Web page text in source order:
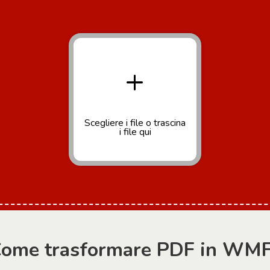
+
Scegliere i file o trascina
i file qui
trasformare PDF in